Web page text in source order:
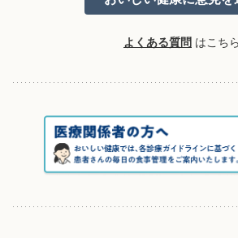
よくある質問 はこちら